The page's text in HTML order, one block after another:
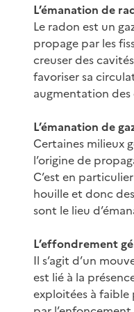
L’émanation de
Le radon est un
propage par les
creuser des
favoriser sa
augmentation
L’émanation de
Certaines milieux
l’origine de
C’est en
houille et donc
sont le lieu
L’effondrement
Il s’agit d’un
est lié à la
exploitées à faible